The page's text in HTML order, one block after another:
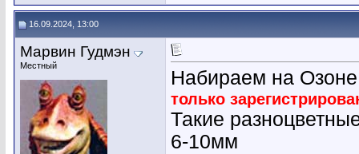
16.09.2024, 13:00
Марвин Гудмэн
Местный
Набираем на
только
Такие
6-10мм